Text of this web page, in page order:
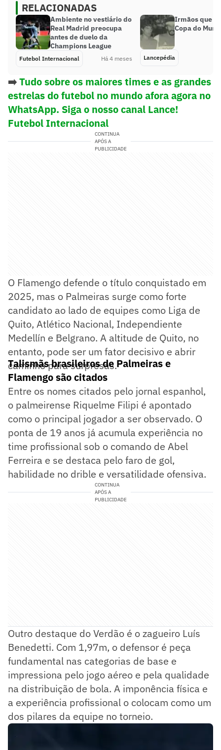
RELACIONADAS
Ambiente no vestiário do
Real Madrid preocupa
antes de duelo da
Champions League
Futebol Internacional Há 4 meses
Irmãos que
Copa do
Lancepédia
➡️Tudo sobre os maiores times e as grandes
estrelas do futebol no mundo afora agora no
WhatsApp. Siga o nosso canal Lance!
Futebol Internacional
CONTINUA
APÓS A
PUBLICIDADE
O Flamengo defende o título conquistado em
2025, mas o Palmeiras surge como forte
candidato ao lado de equipes como Liga de
Quito, Atlético Nacional, Independiente
Medellín e Belgrano. A altitude de Quito, no
entanto, pode ser um fator decisivo e abrir
caminho para surpresas.
Talismãs brasileiros de Palmeiras e
Flamengo são citados
Entre os nomes citados pelo jornal espanhol,
o palmeirense Riquelme Filipi é apontado
como o principal jogador a ser observado. O
ponta de 19 anos já acumula experiência no
time profissional sob o comando de Abel
Ferreira e se destaca pelo faro de gol,
habilidade no drible e versatilidade ofensiva.
CONTINUA
APÓS A
PUBLICIDADE
Outro destaque do Verdão é o zagueiro Luís
Benedetti. Com 1,97m, o defensor é peça
fundamental nas categorias de base e
impressiona pelo jogo aéreo e pela qualidade
na distribuição de bola. A imponência física e
a experiência profissional o colocam como um
dos pilares da equipe no torneio.